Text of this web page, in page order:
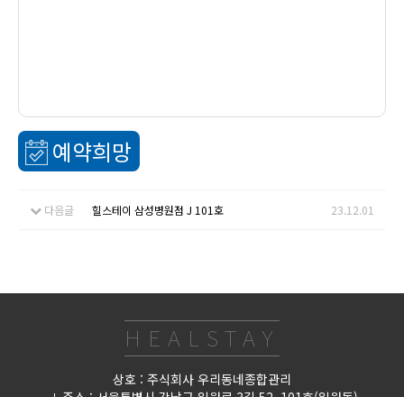
예약희망
다음글 힐스테이 삼성병원점 J 101호 23.12.01
HEALSTAY
상호 : 주식회사 우리동네종합관리